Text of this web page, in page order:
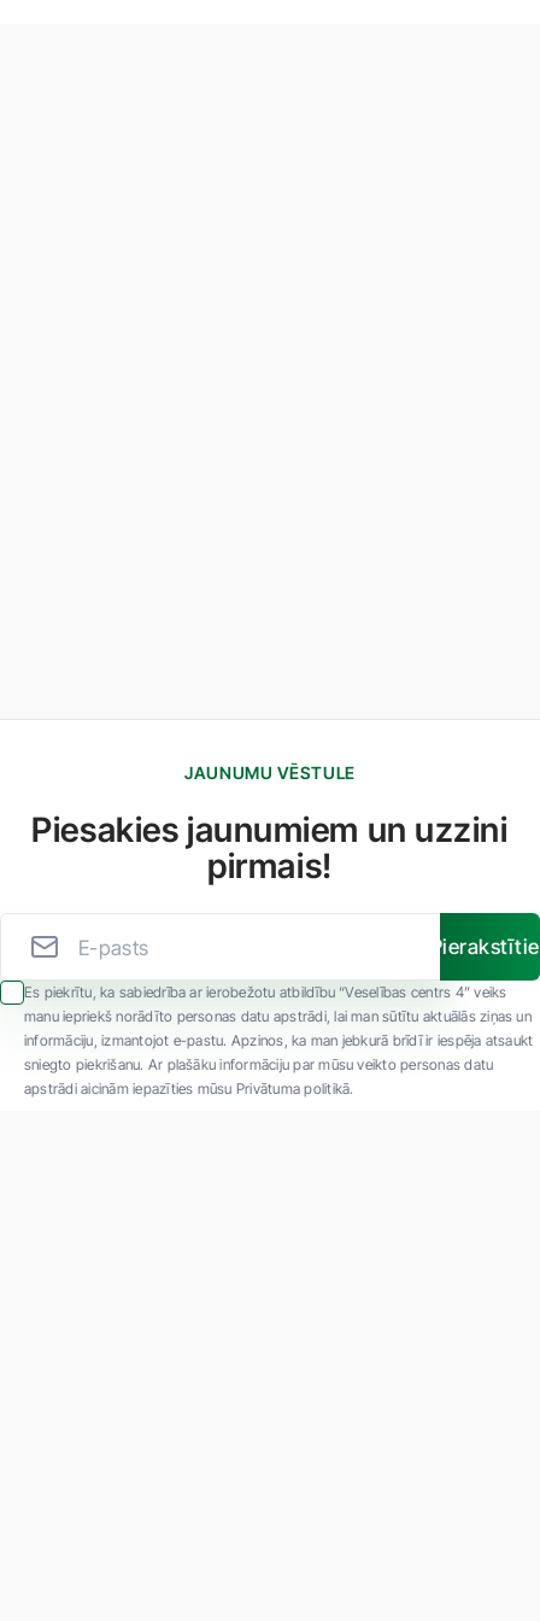
JAUNUMU VĒSTULE
Piesakies jaunumiem un uzzini
pirmais!
Es piekrītu, ka sabiedrība ar ierobežotu atbildību “Veselības centrs 4” veiks
manu iepriekš norādīto personas datu apstrādi, lai man sūtītu aktuālās ziņas un
informāciju, izmantojot e-pastu. Apzinos, ka man jebkurā brīdī ir iespēja atsaukt
sniegto piekrišanu. Ar plašāku informāciju par mūsu veikto personas datu
apstrādi aicinām iepazīties mūsu Privātuma politikā.